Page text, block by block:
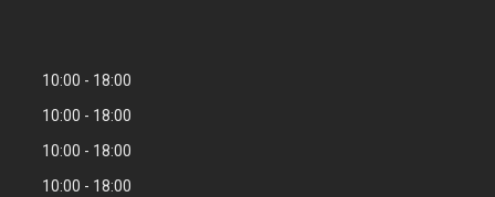
10:00
18:00
10:00
18:00
10:00
18:00
10:00
18:00